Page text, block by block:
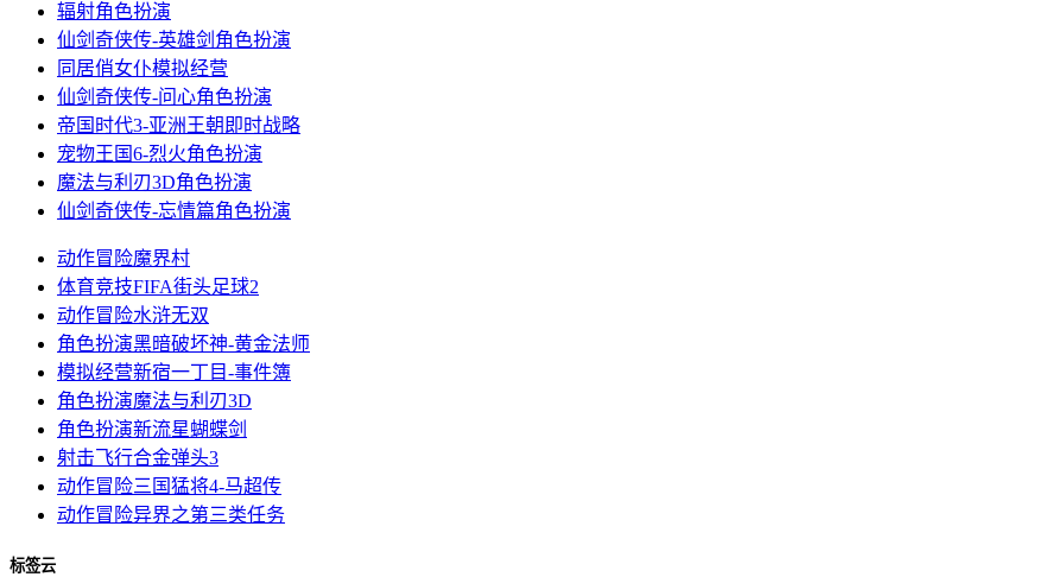
辐射角色扮演
仙剑奇侠传-英雄剑 角色扮演
同居俏女仆模拟经营
仙剑奇侠传-问心角色扮演
帝国时代3-亚洲王朝 即时战略
宠物王国6-烈火角色扮演
魔法与利刃3D角色扮演
仙剑奇侠传-忘情篇角色扮演
动作冒险魔界村
体育竞技FIFA街头足球2
动作冒险水浒无双
角色扮演黑暗破坏神-黄金法师
模拟经营新宿一丁目-事件簿
角色扮演魔法与利刃3D
角色扮演新流星蝴蝶剑
射击飞行合金弹头3
动作冒险三国猛将4-马超传
动作冒险异界之第三类任务
标签云